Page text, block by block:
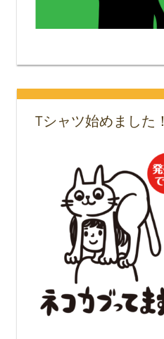
Tシャツ始めました！